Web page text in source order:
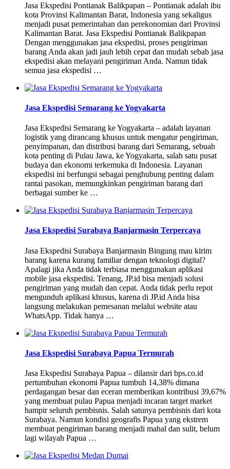
Jasa Ekspedisi Pontianak Balikpapan – Pontianak adalah ibu
kota Provinsi Kalimantan Barat, Indonesia yang sekaligus
menjadi pusat pemerintahan dan perekonomian dari Provinsi
Kalimantan Barat. Jasa Ekspedisi Pontianak Balikpapan
Dengan menggunakan jasa ekspedisi, proses pengiriman
barang Anda akan jadi jauh lebih cepat dan mudah sebab jasa
ekspedisi akan melayani pengiriman Anda. Namun tidak
semua jasa ekspedisi …
Jasa Ekspedisi Semarang ke Yogyakarta
Jasa Ekspedisi Semarang ke Yogyakarta – adalah layanan
logistik yang dirancang khusus untuk mengatur pengiriman,
penyimpanan, dan distribusi barang dari Semarang, sebuah
kota penting di Pulau Jawa, ke Yogyakarta, salah satu pusat
budaya dan ekonomi terkemuka di Indonesia. Layanan
ekspedisi ini berfungsi sebagai penghubung penting dalam
rantai pasokan, memungkinkan pengiriman barang dari
berbagai sumber ke …
Jasa Ekspedisi Surabaya Banjarmasin Terpercaya
Jasa Ekspedisi Surabaya Banjarmasin Bingung mau kirim
barang karena kurang familiar dengan teknologi digital?
Apalagi jika Anda tidak terbiasa menggunakan aplikasi
mobile jasa ekspedisi. Tenang, JP.id bisa menjadi solusi
pengiriman yang mudah dan cepat. Anda tidak perlu repot
mengunduh aplikasi khusus, karena di JP.id Anda bisa
langsung melakukan pemesanan melalui website atau
WhatsApp. Tidak hanya …
Jasa Ekspedisi Surabaya Papua Termurah
Jasa Ekspedisi Surabaya Papua – dilansir dari bps.co.id
pertumbuhan ekonomi Papua tumbuh 14,38% dimana
perdagangan besar dan eceran memberikan kontribusi 39,67%
yang membuat pulau Papua menjadi incaran target market
hampir seluruh pembisnis. Salah satunya pembisnis dari kota
Surabaya. Namun kondisi geografis Papua yang ekstrem
membuat pengiriman barang menjadi mahal dan sulit, belum
lagi wilayah Papua …